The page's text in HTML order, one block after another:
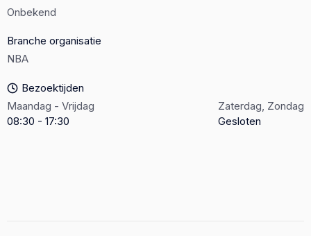
Onbekend
Branche organisatie
NBA
Bezoektijden
Maandag - Vrijdag
08:30 - 17:30
Zaterdag, Zondag
Gesloten